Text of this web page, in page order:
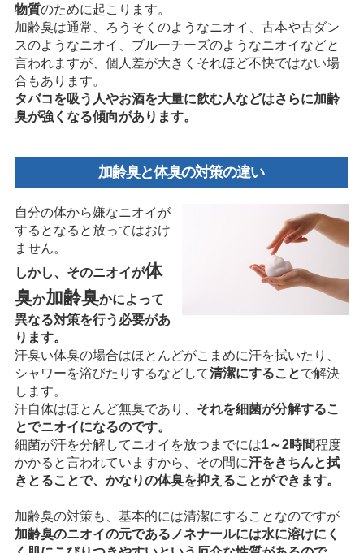
物質のために起こります。
加齢臭は通常、ろうそくのようなニオイ、古本や古ダン
スのようなニオイ、ブルーチーズのようなニオイなどと
言われますが、個人差が大きくそれほど不快ではない場
合もあります。
タバコを吸う人やお酒を大量に飲む人などはさらに加齢
臭が強くなる傾向があります。
加齢臭と体臭の対策の違い
自分の体から嫌なニオイが
するとなると放ってはおけ
ません。
しかし、そのニオイが体
臭か加齢臭かによって
異なる対策を行う必要があ
ります。
汗臭い体臭の場合はほとんどがこまめに汗を拭いたり、
シャワーを浴びたりするなどして清潔にすることで解決
します。
汗自体はほとんど無臭であり、 それを細菌が分解するこ
とでニオイになるのです。
細菌が汗を分解してニオイを放つまでには1～2時間程度
かかると言われていますから、その間に汗をきちんと拭
きとることで、かなりの体臭を抑えることができます。
加齢臭の対策も、基本的には清潔にすることなのですが
加齢臭のニオイの元であるノネナールには水に溶けにく